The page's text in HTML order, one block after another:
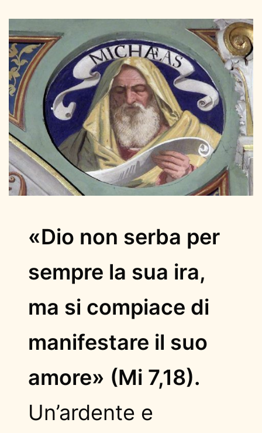
«Dio non serba per
sempre la sua ira,
ma si compiace di
manifestare il suo
amore» (Mi 7,18).
Un’ardente e